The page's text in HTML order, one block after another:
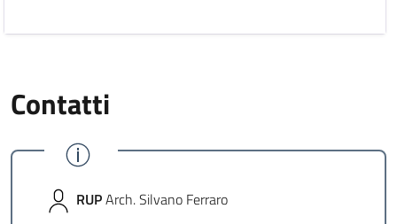
Contatti
RUPArch. Silvano Ferraro